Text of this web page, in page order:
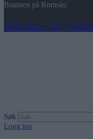
Brannen på Romsås:
Markus (25)
Søk
Logg inn